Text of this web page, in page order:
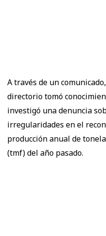
A través de un
directorio tomó
investigó una denuncia
irregularidades en el
producción anual de
(tmf) del año pasado.